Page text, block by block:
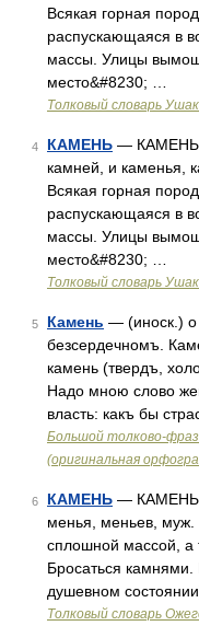
Всякая горная
распускающаяся в
массы. Улицы
место&#8230; …
Толковый словарь
4 КАМЕНЬ — КАМЕНЬ,
камней, и каменья,
Всякая горная
распускающаяся в
массы. Улицы
место&#8230; …
Толковый словарь
5 Камень — (иноск.) о
безсердечномъ.
камень (твердъ,
Надо мною слово
власть: какъ бы
Большой толково-
(оригинальная
6 КАМЕНЬ — КАМЕНЬ,
менья, меньев, муж.
сплошной массой, а
Бросаться
душевном
Толковый словарь